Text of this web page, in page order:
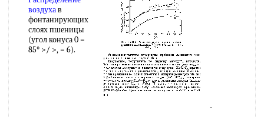
воздухав
фонтанирующих
слоях пшеницы
(угол конуса 0 =
85° >/ >, = 6).